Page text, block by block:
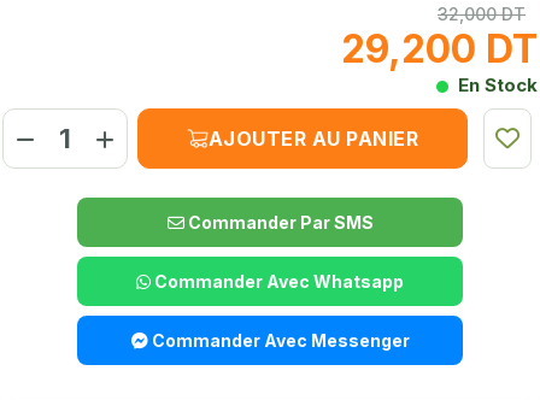
32,000 DT
29,200 DT
En Stock
AJOUTER AU PANIER
Commander Par SMS
Commander Avec Whatsapp
Commander Avec Messenger